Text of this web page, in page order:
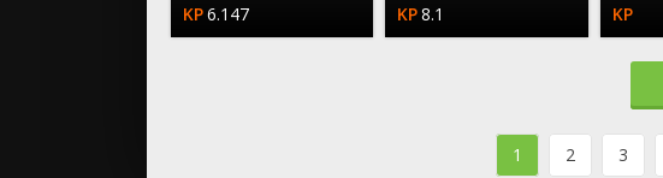
6.147 8.1
1 2 3